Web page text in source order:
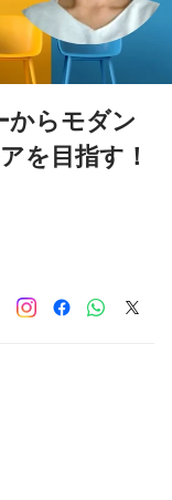
からモダン
を目指す！